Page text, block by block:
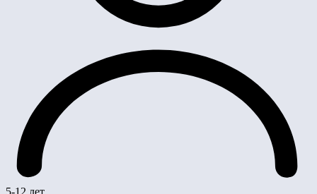
5-12 лет